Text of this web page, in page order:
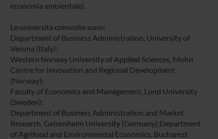
economia ambientale).
Le università coinvolte sono:
Department of Business Administration, University of
Verona (Italy);
Western Norway University of Applied Sciences, Mohn
Centre for Innovation and Regional Development
(Norway);
Faculty of Economics and Management, Lund University
(Sweden);
Department of Business Administration and Market
Research, Geisenheim University (Germany);Department
of Agrifood and Environmental Economics, Bucharest